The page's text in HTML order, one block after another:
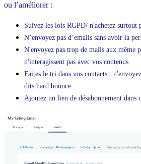
ou l’améliorer :
Suivez les lois RGPD/ n'achetez surtout
N’envoyez pas d’emails sans avoir la
N'envoyez pas trop de mails aux même
n'interagissent pas avec vos contenus
Faites le tri dans vos contacts :
dits hard bounce
Ajoutez un lien de désabonnement dans